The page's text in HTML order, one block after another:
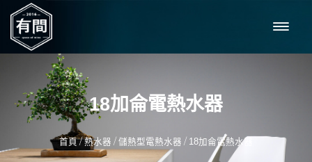
18加侖電熱水器
首頁/熱水器 / 儲熱型電熱水器 / 18加侖電熱水器